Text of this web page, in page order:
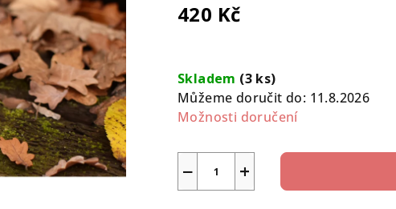
5
420 Kč
cena:
Skladem (3 ks)
Můžeme doručit do: 11.8.2026
Možnosti doručení
+
−